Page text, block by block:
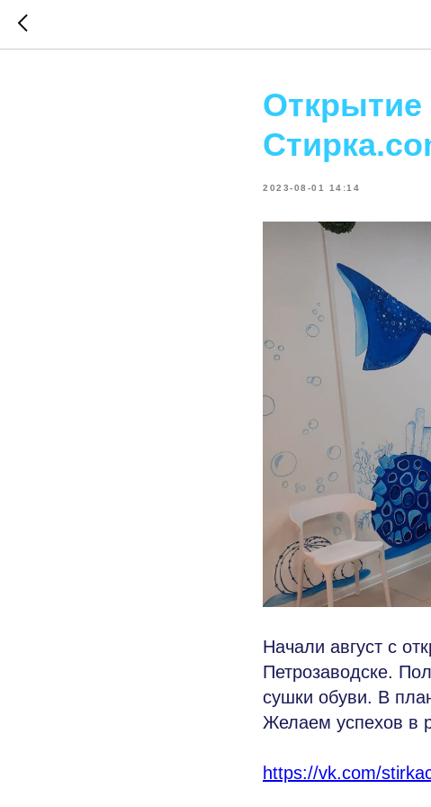
Открытие
2023-08-01 14:14
Начали август с
Петрозаводске.
сушки обуви. В
Желаем успехов в
https://vk.com/